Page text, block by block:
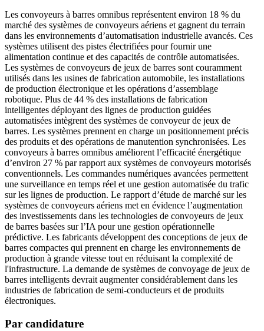
Les convoyeurs à barres omnibus représentent environ 18 % du
marché des systèmes de convoyeurs aériens et gagnent du terrain
dans les environnements d’automatisation industrielle avancés. Ces
systèmes utilisent des pistes électrifiées pour fournir une
alimentation continue et des capacités de contrôle automatisées.
Les systèmes de convoyeurs de jeux de barres sont couramment
utilisés dans les usines de fabrication automobile, les installations
de production électronique et les opérations d’assemblage
robotique. Plus de 44 % des installations de fabrication
intelligentes déployant des lignes de production guidées
automatisées intègrent des systèmes de convoyeur de jeux de
barres. Les systèmes prennent en charge un positionnement précis
des produits et des opérations de manutention synchronisées. Les
convoyeurs à barres omnibus améliorent l’efficacité énergétique
d’environ 27 % par rapport aux systèmes de convoyeurs motorisés
conventionnels. Les commandes numériques avancées permettent
une surveillance en temps réel et une gestion automatisée du trafic
sur les lignes de production. Le rapport d’étude de marché sur les
systèmes de convoyeurs aériens met en évidence l’augmentation
des investissements dans les technologies de convoyeurs de jeux
de barres basées sur l’IA pour une gestion opérationnelle
prédictive. Les fabricants développent des conceptions de jeux de
barres compactes qui prennent en charge les environnements de
production à grande vitesse tout en réduisant la complexité de
l'infrastructure. La demande de systèmes de convoyage de jeux de
barres intelligents devrait augmenter considérablement dans les
industries de fabrication de semi-conducteurs et de produits
électroniques.
Par candidature